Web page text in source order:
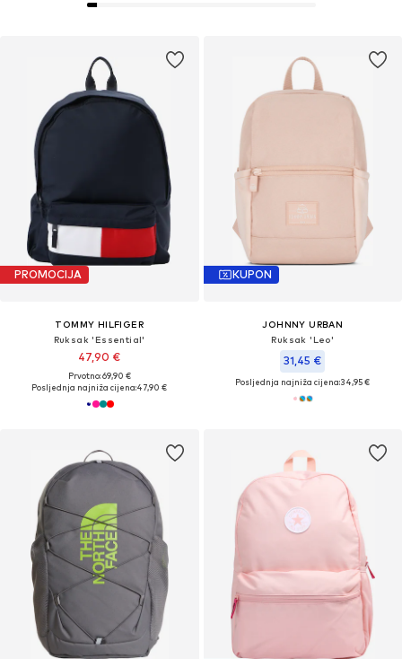
PROMOCIJA
TOMMY HILFIGER
Ruksak 'Essential'
47,90 €
Prvotno: 69,90 €
Posljednja najniža cijena:47,90 €
KUPON
JOHNNY URBAN
Ruksak 'Leo'
31,45 €
Posljednja najniža cijena:34,95 €